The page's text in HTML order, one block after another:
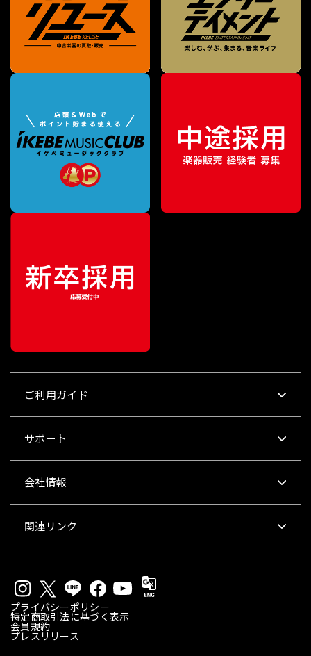
ご利用ガイド
サポート
会社情報
関連リンク
プライバシーポリシー
特定商取引法に基づく表示
会員規約
プレスリリース